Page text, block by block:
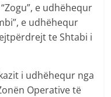
e udhëhequr
e udhëhequr
te Shtabi i
i udhëhequr nga
Operative të